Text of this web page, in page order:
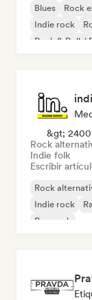
Blues Rock
Indie rock
Rock & Roll /
&gt; 2400
Rock
Indie folk
Escribir
Rock
Indie rock
Pop rock